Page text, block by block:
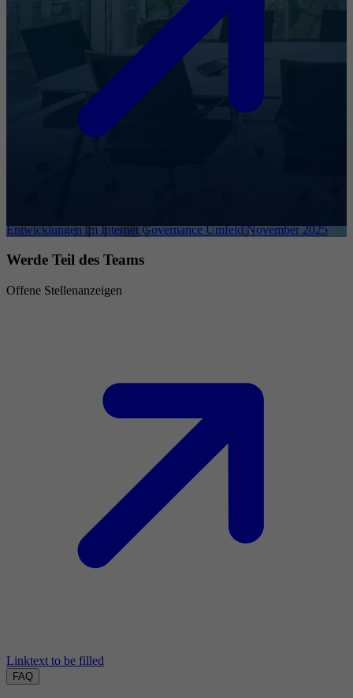
Entwicklungen im Internet Governance Umfeld November 2025
Werde Teil des Teams
Offene Stellenanzeigen
Linktext to be filled
FAQ